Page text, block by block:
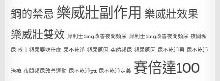
鋼的禁忌 樂威壯副作用 樂威壯效果
樂威壯雙效 犀利士5mg改善夜間頻尿 犀利士5mg改善夜間頻尿 夜間頻
尿 晚上頻尿要吃什麼 尿不乾淨 頻尿原因 突然頻尿 頻尿原因 尿不乾淨男 尿不乾淨
治療 夜間頻尿改善運動 尿不乾淨ptt 尿不乾淨定義 賽倍達100